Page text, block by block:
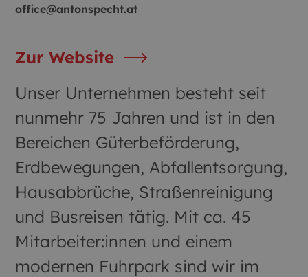
office@antonspecht.at
Zur Website
Unser Unternehmen besteht seit
nunmehr 75 Jahren und ist in den
Bereichen Güterbeförderung,
Erdbewegungen, Abfallentsorgung,
Hausabbrüche, Straßenreinigung
und Busreisen tätig. Mit ca. 45
Mitarbeiter:innen und einem
modernen Fuhrpark sind wir im